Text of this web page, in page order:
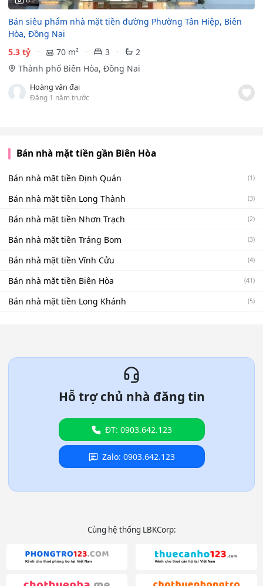
Bán siêu phẩm nhà mặt tiền đường Phường Tân Hiệp, Biên
Hòa, Đồng Nai
5.3 tỷ
70 m² 3
2
Thành phố Biên Hòa, Đồng Nai
Hoàng văn đại
Đăng 1 năm trước
Bán nhà mặt tiền gần Biên Hòa
Bán nhà mặt tiền Định Quán (1)
Bán nhà mặt tiền Long Thành (3)
Bán nhà mặt tiền Nhơn Trạch (2)
Bán nhà mặt tiền Trảng Bom (3)
Bán nhà mặt tiền Vĩnh Cửu (4)
Bán nhà mặt tiền Biên Hòa (41)
Bán nhà mặt tiền Long Khánh (5)
Hỗ trợ chủ nhà đăng tin
ĐT: 0903.642.123
Zalo: 0903.642.123
Cùng hệ thống LBKCorp: